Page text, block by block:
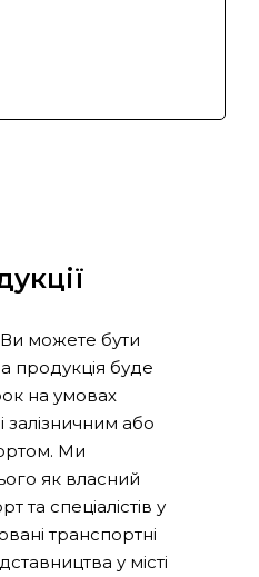
можете бути
продукція буде
на умовах
або
Ми
як власний
та спеціалістів у
транспортні
у місті